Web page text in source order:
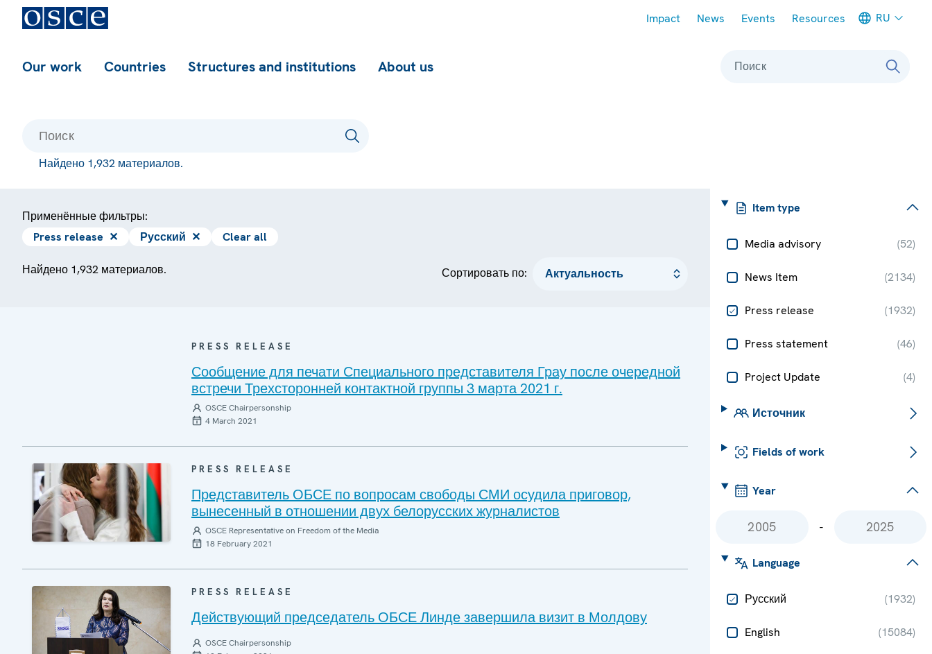
Impact News Events Resources RU
Our work Countries Structures and institutions About us Поиск
Найдено 1,932 материалов.
Item type
Media advisory (52)
News Item (2134)
Press release (1932)
Press statement (46)
Project Update (4)
Источник
Fields of work
Year
-
Language
Русский (1932)
English (15084)
Применённые фильтры:
Press release ✕ Русский ✕ Clear all
Найдено 1,932 материалов. Сортировать по:
PRESS RELEASE
Сообщение для печати Специального представителя Грау после очередной
встречи Трехсторонней контактной группы 3 марта 2021 г.
OSCE Chairpersonship
4 March 2021
PRESS RELEASE
Представитель ОБСЕ по вопросам свободы СМИ осудила приговор,
вынесенный в отношении двух белорусских журналистов
OSCE Representative on Freedom of the Media
18 February 2021
PRESS RELEASE
Действующий председатель ОБСЕ Линде завершила визит в Молдову
OSCE Chairpersonship